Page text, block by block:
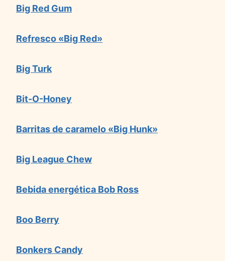
Big Red Gum
Refresco «Big Red»
Big Turk
Bit-O-Honey
Barritas de caramelo «Big Hunk»
Big League Chew
Bebida energética Bob Ross
Boo Berry
Bonkers Candy